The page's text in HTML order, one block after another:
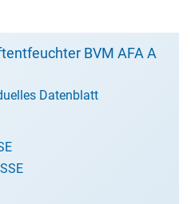
BVM AFA A
Datenblatt